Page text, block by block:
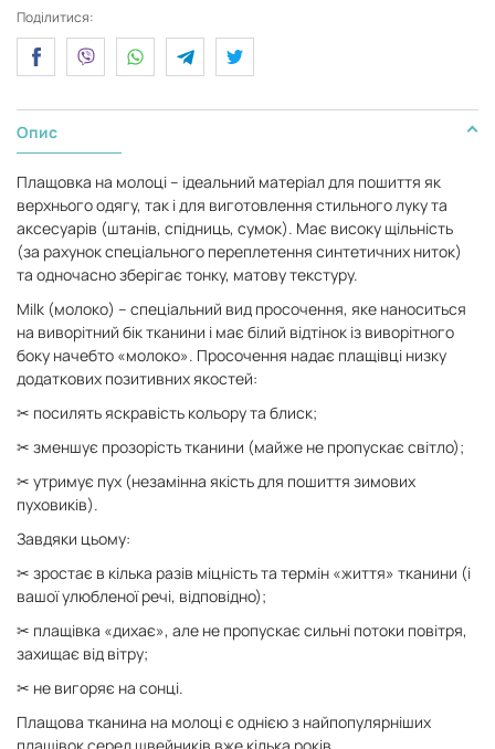
Поділитися:
Опис
Плащовка на молоці – ідеальний матеріал для пошиття як
верхнього одягу, так і для виготовлення стильного луку та
аксесуарів (штанів, спідниць, сумок). Має високу щільність
(за рахунок спеціального переплетення синтетичних ниток)
та одночасно зберігає тонку, матову текстуру.
Milk (молоко) – спеціальний вид просочення, яке наноситься
на виворітний бік тканини і має білий відтінок із виворітного
боку начебто «молоко». Просочення надає плащівці низку
додаткових позитивних якостей:
✂ посилять яскравість кольору та блиск;
✂ зменшує прозорість тканини (майже не пропускає світло);
✂ утримує пух (незамінна якість для пошиття зимових
пуховиків).
Завдяки цьому:
✂ зростає в кілька разів міцність та термін «життя» тканини (і
вашої улюбленої речі, відповідно);
✂ плащівка «дихає», але не пропускає сильні потоки повітря,
захищає від вітру;
✂ не вигоряє на сонці.
Плащова тканина на молоці є однією з найпопулярніших